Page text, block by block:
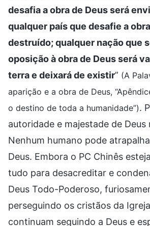
desafia a obra de Deus será
qualquer país que desafie a
destruído; qualquer nação que
oposição à obra de Deus será
terra e deixará de existir” (A
aparição e a obra de Deus,
o destino de toda a humanidade”).
autoridade e majestade de Deus
Nenhum humano pode
Deus. Embora o PC Chinês
tudo para desacreditar e
Deus Todo-Poderoso,
perseguindo os cristãos da
continuam seguindo a Deus e